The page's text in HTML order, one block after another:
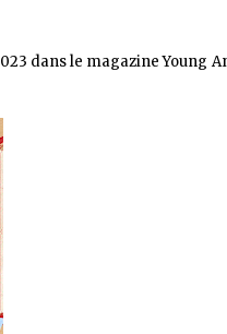
dans le magazine Young